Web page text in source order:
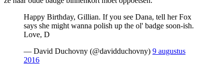
Happy Birthday, Gillian. If you see Dana, tell her Fox
says she might wanna polish up the ol' badge soon-ish.
Love, D
— David Duchovny (@davidduchovny) 9 augustus
2016